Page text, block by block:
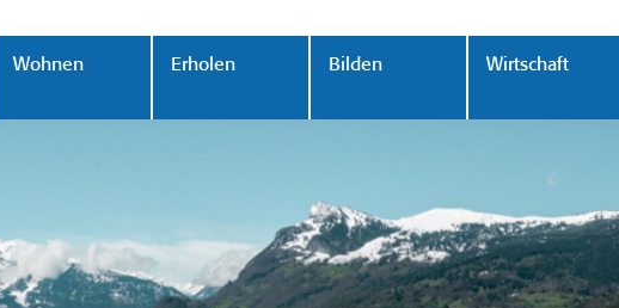
Wohnen Erholen Bilden Wirtschaft